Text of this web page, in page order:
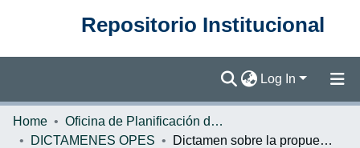
Repositorio Institucional
Log In
Communities & Collections
Home
Oficina de Planificación de la Educación Superior (OPES)
DICTAMENES OPES
Dictamen sobre la propuesta de creación del bachillerato en ingeniería en agricultura integrada bajo riego de la Universidad Técnica Nacional